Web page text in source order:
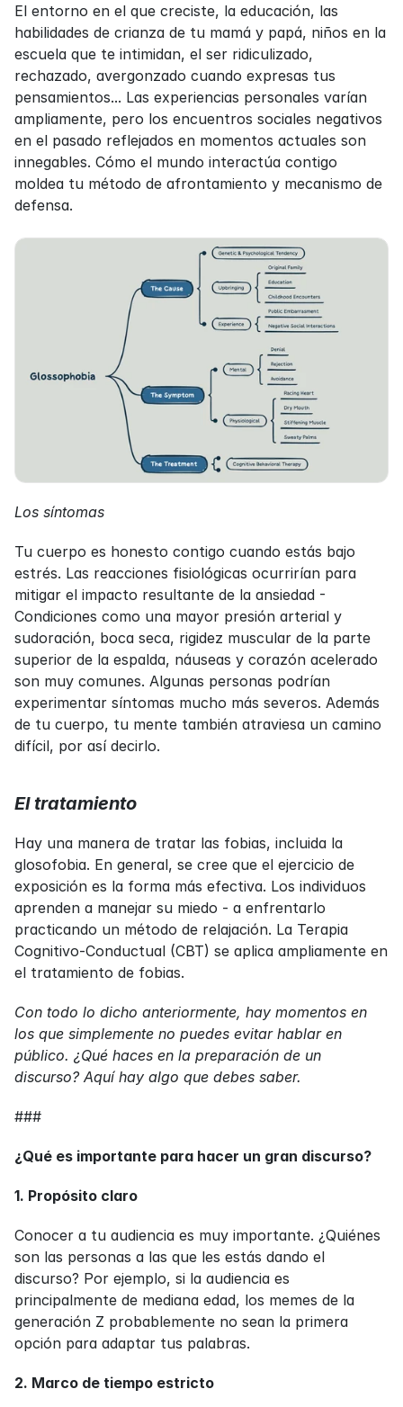
El entorno en el que creciste, la educación, las
habilidades de crianza de tu mamá y papá, niños en la
escuela que te intimidan, el ser ridiculizado,
rechazado, avergonzado cuando expresas tus
pensamientos... Las experiencias personales varían
ampliamente, pero los encuentros sociales negativos
en el pasado reflejados en momentos actuales son
innegables. Cómo el mundo interactúa contigo
moldea tu método de afrontamiento y mecanismo de
defensa.
Los síntomas
Tu cuerpo es honesto contigo cuando estás bajo
estrés. Las reacciones fisiológicas ocurrirían para
mitigar el impacto resultante de la ansiedad -
Condiciones como una mayor presión arterial y
sudoración, boca seca, rigidez muscular de la parte
superior de la espalda, náuseas y corazón acelerado
son muy comunes. Algunas personas podrían
experimentar síntomas mucho más severos. Además
de tu cuerpo, tu mente también atraviesa un camino
difícil, por así decirlo.
El tratamiento
Hay una manera de tratar las fobias, incluida la
glosofobia. En general, se cree que el ejercicio de
exposición es la forma más efectiva. Los individuos
aprenden a manejar su miedo - a enfrentarlo
practicando un método de relajación. La Terapia
Cognitivo-Conductual (CBT) se aplica ampliamente en
el tratamiento de fobias.
Con todo lo dicho anteriormente, hay momentos en
los que simplemente no puedes evitar hablar en
público. ¿Qué haces en la preparación de un
discurso? Aquí hay algo que debes saber.
###
¿Qué es importante para hacer un gran discurso?
1. Propósito claro
Conocer a tu audiencia es muy importante. ¿Quiénes
son las personas a las que les estás dando el
discurso? Por ejemplo, si la audiencia es
principalmente de mediana edad, los memes de la
generación Z probablemente no sean la primera
opción para adaptar tus palabras.
2. Marco de tiempo estricto